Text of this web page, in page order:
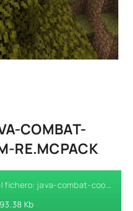
COMBAT-
RE.MCPACK
Nombre del fichero: java-combat-cooldown-anim-re.mcpack
Kb